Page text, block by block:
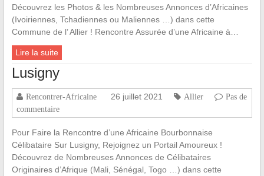
Découvrez les Photos & les Nombreuses Annonces d’Africaines
(Ivoiriennes, Tchadiennes ou Maliennes …) dans cette
Commune de l’ Allier ! Rencontre Assurée d’une Africaine à…
Lire la suite
Lusigny
Rencontrer-Africaine 26 juillet 2021 Allier
Pas de
commentaire
Pour Faire la Rencontre d’une Africaine Bourbonnaise
Célibataire Sur Lusigny, Rejoignez un Portail Amoureux !
Découvrez de Nombreuses Annonces de Célibataires
Originaires d’Afrique (Mali, Sénégal, Togo …) dans cette